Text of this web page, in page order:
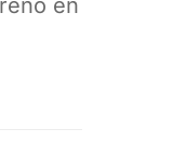
en